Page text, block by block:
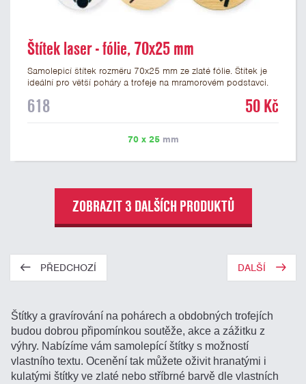
Štítek laser - fólie, 70x25 mm
Samolepicí štítek rozměru 70x25 mm ze zlaté fólie. Štítek je
ideální pro větší poháry a trofeje na mramorovém podstavci.
textu doporučujeme maximálně 3 řádky, aby byla zachována
prvním kroku objednávky.
618 50 Kč
70 x 25mm
ZOBRAZIT 3 DALŠÍCH PRODUKTŮ
PŘEDCHOZÍ DALŠÍ
Štítky a gravírování na pohárech a obdobných trofejích
budou dobrou připomínkou soutěže, akce a zážitku z
výhry. Nabízíme vám samolepící štítky s možností
vlastního textu. Ocenění tak můžete oživit hranatými i
kulatými štítky ve zlaté nebo stříbrné barvě dle vlastních